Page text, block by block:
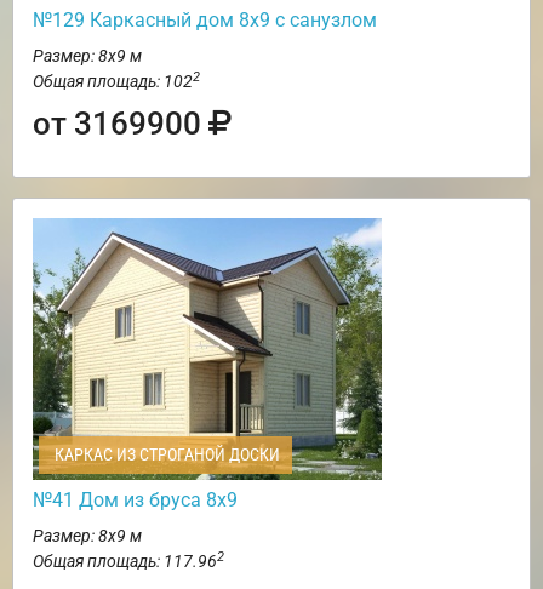
№129 Каркасный дом 8х9 с санузлом
Размер: 8х9 м
Общая площадь: 1022
от 3169900
КАРКАС ИЗ СТРОГАНОЙ ДОСКИ
№41 Дом из бруса 8х9
Размер: 8х9 м
Общая площадь: 117.962